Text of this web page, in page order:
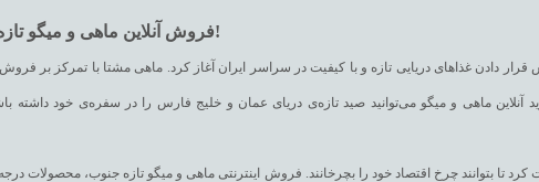
فروش آنلاین ماهی و میگو تازه جنوب ایران در فروشگاه اینترنتی ماهی مشتا، ماهی تازه‌ش خوبه!
دادن غذاهای دریایی تازه و با کیفیت در سراسر ایران آغاز کرد. ماهی مشتا با تمرکز بر
ماهی و میگو می‌توانید صید تازه‌ی دریای عمان و خلیج فارس را در سفره‌ی خود داشته
تا بتوانند چرخ اقتصاد خود را بچرخانند. فروش اینترنتی ماهی و میگو تازه جنوب،